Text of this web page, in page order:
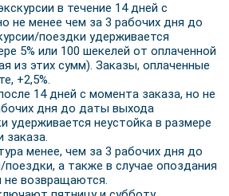
в течение 14 дней с
не менее чем за 3 рабочих дня до
поездки удерживается
5% или 100 шекелей от оплаченной
из этих сумм). Заказы, оплаченные
+2,5%.
14 дней с момента заказа, но не
дня до даты выхода
удерживается неустойка в размере
заказа.
менее, чем за 3 рабочих дня до
поездки, а также в случае опоздания
не возвращаются.